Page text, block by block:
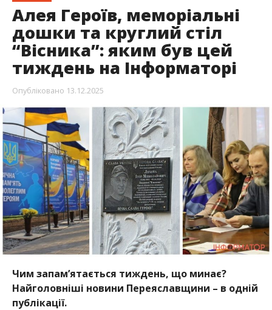
Алея Героїв, меморіальні
дошки та круглий стіл
“Вісника”: яким був цей
тиждень на Інформаторі
Опубліковано 13.12.2025
Чим запам’ятається тиждень, що минає?
Найголовніші новини Переяславщини – в одній
публікації.